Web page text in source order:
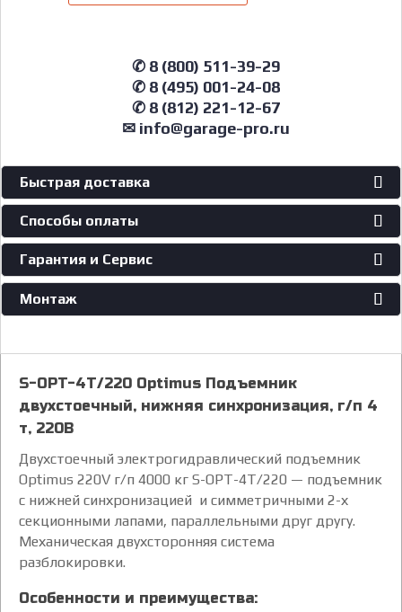
✆ 8 (800) 511-39-29
✆ 8 (495) 001-24-08
✆ 8 (812) 221-12-67
✉ info@garage-pro.ru
Быстрая доставка
Способы оплаты
Гарантия и Сервис
Монтаж
S-OPT-4T/220 Optimus Подъемник
двухстоечный, нижняя синхронизация, г/п 4
т, 220В
Двухстоечный электрогидравлический подъемник
Optimus 220V г/п 4000 кг S-OPT-4T/220 — подъемник
с нижней синхронизацией и симметричными 2-х
секционными лапами, параллельными друг другу.
Механическая двухсторонняя система
разблокировки.
Особенности и преимущества: